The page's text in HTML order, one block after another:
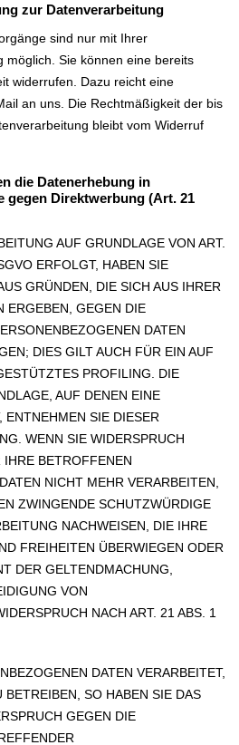
zur Datenverarbeitung
sind nur mit Ihrer
möglich. Sie können eine bereits
widerrufen. Dazu reicht eine
an uns. Die Rechtmäßigkeit der bis
bleibt vom Widerruf
die Datenerhebung in
gegen Direktwerbung (Art. 21
AUF GRUNDLAGE VON ART.
ERFOLGT, HABEN SIE
GRÜNDEN, DIE SICH AUS IHRER
ERGEBEN, GEGEN DIE
DATEN
DIES GILT AUCH FÜR EIN AUF
PROFILING. DIE
AUF DENEN EINE
ENTNEHMEN SIE DIESER
WENN SIE WIDERSPRUCH
BETROFFENEN
NICHT MEHR VERARBEITEN,
ZWINGENDE SCHUTZWÜRDIGE
NACHWEISEN, DIE IHRE
FREIHEITEN ÜBERWIEGEN ODER
DER GELTENDMACHUNG,
VON
NACH ART. 21 ABS. 1
DATEN VERARBEITET,
SO HABEN SIE DAS
GEGEN DIE